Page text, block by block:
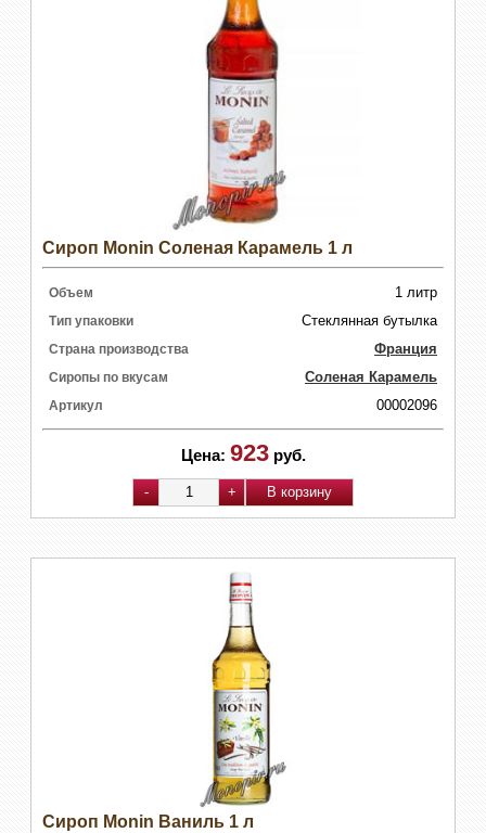
Сироп Monin Соленая Карамель 1 л
Объем 1 литр
Тип упаковки Стеклянная бутылка
Страна производства Франция
Сиропы по вкусам Соленая Карамель
Артикул 00002096
Цена: 923 руб.
Сироп Monin Ваниль 1 л